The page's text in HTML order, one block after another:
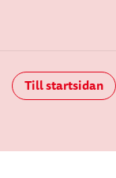
Till startsidan